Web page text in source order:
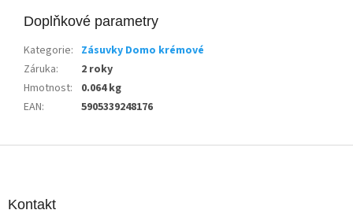
Doplňkové parametry
Kategorie: Zásuvky Domo krémové
Záruka:
2 roky
Hmotnost:
0.064 kg
EAN: 5905339248176
Kontakt